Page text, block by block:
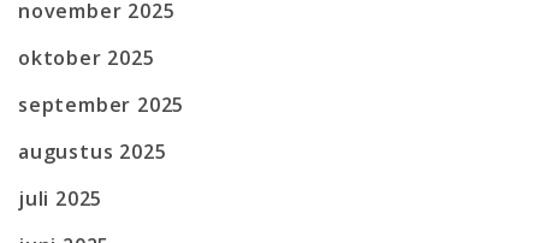
november 2025
oktober 2025
september 2025
augustus 2025
juli 2025